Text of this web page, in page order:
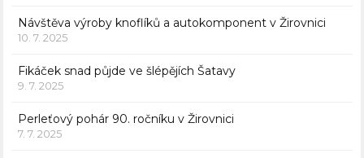
Návštěva výroby knoflíků a autokomponent v Žirovnici
10. 7. 2025
Fikáček snad půjde ve šlépějích Šatavy
9. 7. 2025
Perleťový pohár 90. ročníku v Žirovnici
7. 7. 2025